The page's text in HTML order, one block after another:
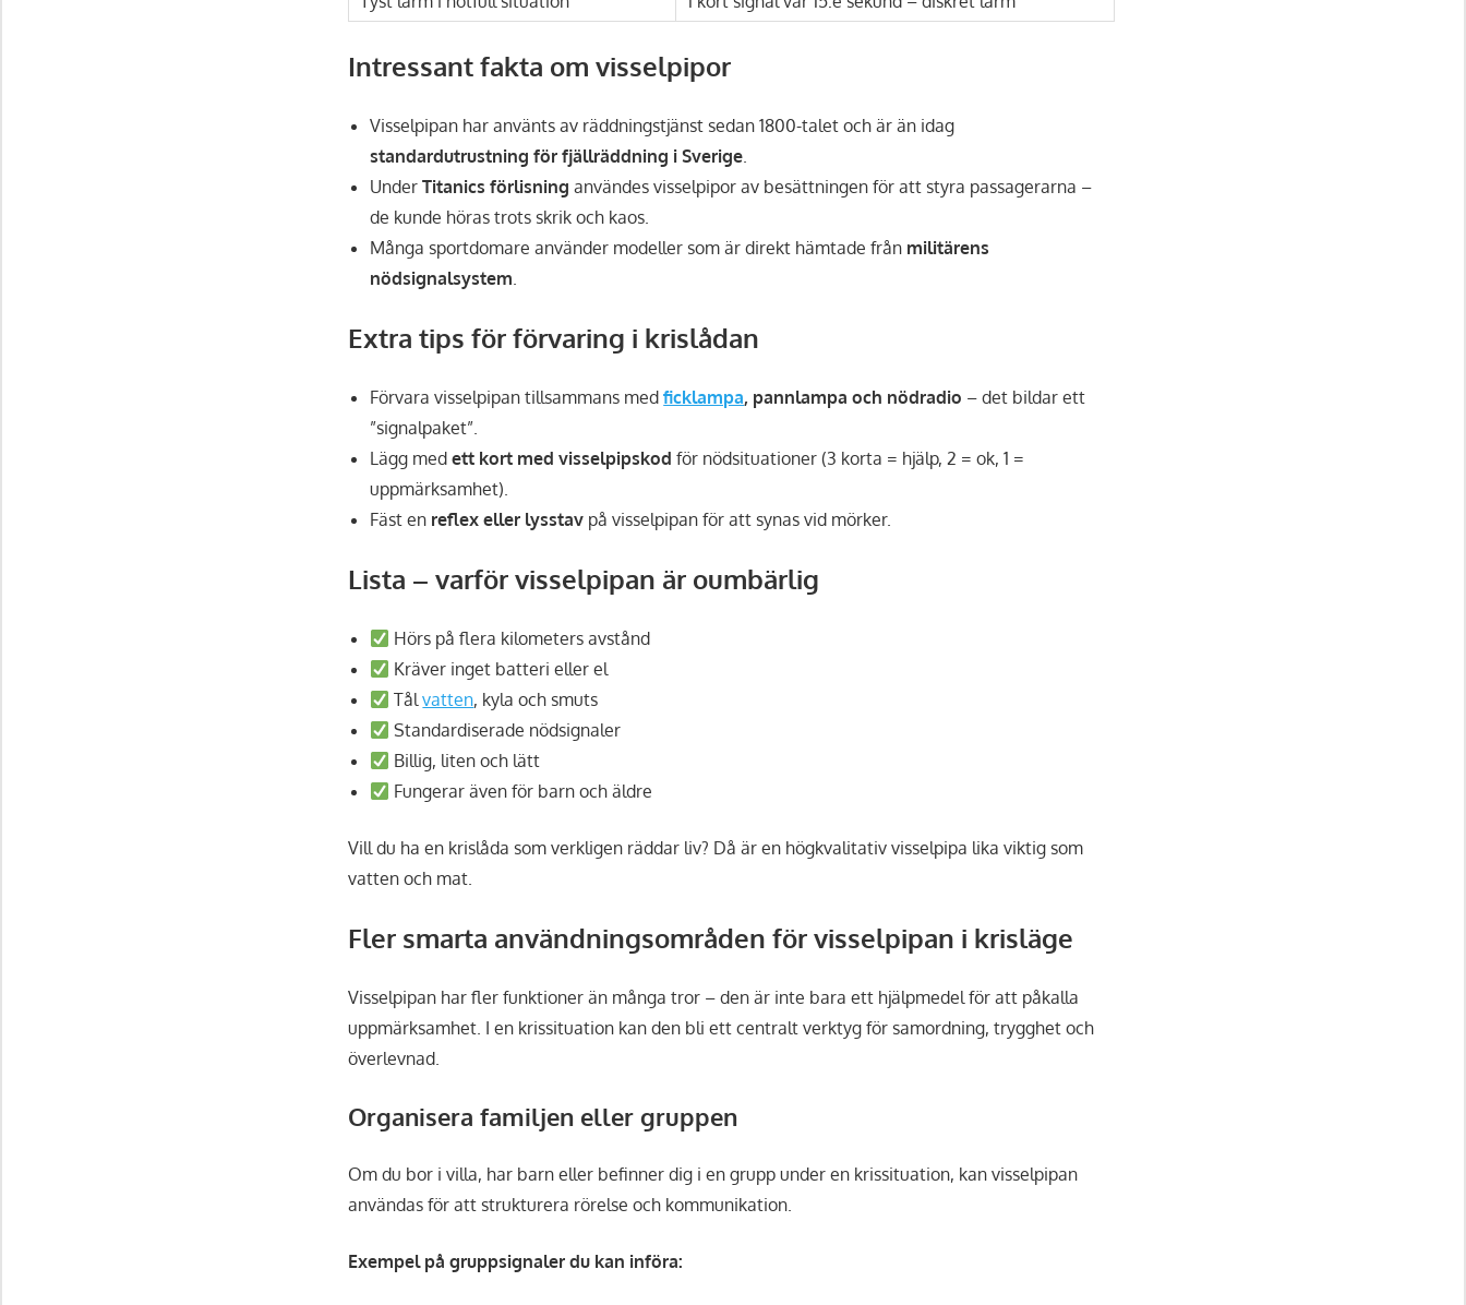
Intressant fakta om visselpipor
Visselpipan har använts av räddningstjänst sedan 1800-talet och är än idag
standardutrustning för fjällräddning i Sverige.
UnderTitanics förlisning användes visselpipor av besättningen för att styra passagerarna –
de kunde höras trots skrik och kaos.
Många sportdomare använder modeller som är direkt hämtade från militärens
nödsignalsystem.
Extra tips för förvaring i krislådan
Förvara visselpipan tillsammans medficklampa, pannlampa och nödradio – det bildar ett
”signalpaket”.
Lägg medett kort med visselpipskod för nödsituationer (3 korta = hjälp, 2 = ok, 1 =
uppmärksamhet).
Fäst en reflex eller lysstav på visselpipan för att synas vid mörker.
Lista – varför visselpipan är oumbärlig
Hörs på flera kilometers avstånd
Kräver inget batteri eller el
Tålvatten, kyla och smuts
Standardiserade nödsignaler
Billig, liten och lätt
Fungerar även för barn och äldre
Vill du ha en krislåda som verkligen räddar liv? Då är en högkvalitativ visselpipa lika viktig som
vatten och mat.
Fler smarta användningsområden för visselpipan i krisläge
Visselpipan har fler funktioner än många tror – den är inte bara ett hjälpmedel för att påkalla
uppmärksamhet. I en krissituation kan den bli ett centralt verktyg för samordning, trygghet och
överlevnad.
Organisera familjen eller gruppen
Om du bor i villa, har barn eller befinner dig i en grupp under en krissituation, kan visselpipan
användas för att strukturera rörelse och kommunikation.
Exempel på gruppsignaler du kan införa: